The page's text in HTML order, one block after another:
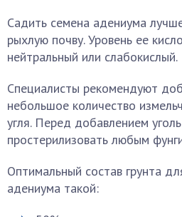
Садить семена адениума
рыхлую почву. Уровень ее
нейтральный или слабокислый.
Специалисты рекомендуют
небольшое количество
угля. Перед добавлением
простерилизовать любым
Оптимальный состав грунта
адениума такой: